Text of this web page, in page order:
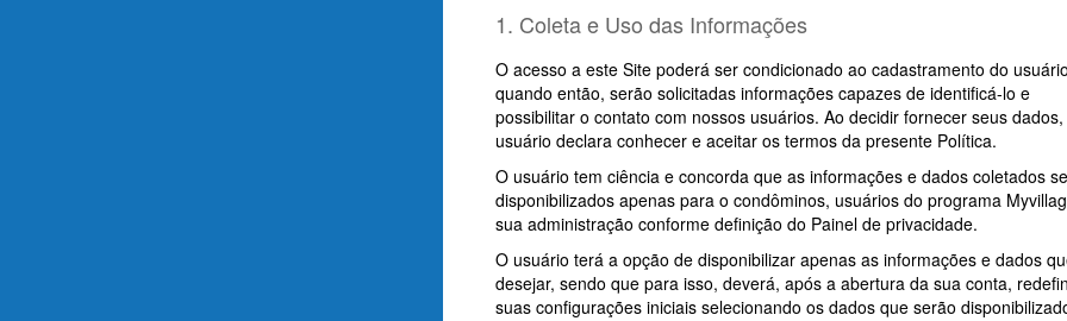
1. Coleta e Uso das Informações
O acesso a este Site poderá ser condicionado ao cadastramento do
quando então, serão solicitadas informações capazes de identificá-lo e
possibilitar o contato com nossos usuários. Ao decidir fornecer seus dados,
usuário declara conhecer e aceitar os termos da presente Política.
O usuário tem ciência e concorda que as informações e dados coletados
disponibilizados apenas para o condôminos, usuários do programa
sua administração conforme definição do Painel de privacidade.
O usuário terá a opção de disponibilizar apenas as informações e dados
desejar, sendo que para isso, deverá, após a abertura da sua conta,
suas configurações iniciais selecionando os dados que serão